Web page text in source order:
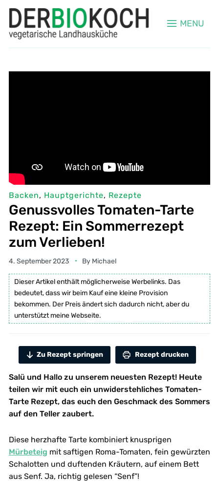
MENU
Backen, Hauptgerichte, Rezepte
Genussvolles Tomaten-Tarte
Rezept: Ein Sommerrezept
zum Verlieben!
4. September 2023 By Michael
Dieser Artikel enthält möglicherweise Werbelinks. Das
bedeutet, dass wir beim Kauf eine kleine Provision
bekommen. Der Preis ändert sich dadurch nicht, aber du
unterstützt meine Webseite.
Zu Rezept springen Rezept drucken
Salü und Hallo zu unserem neuesten Rezept! Heute
teilen wir mit euch ein unwiderstehliches Tomaten-
Tarte Rezept, das euch den Geschmack des Sommers
auf den Teller zaubert.
Diese herzhafte Tarte kombiniert knusprigen
Mürbeteig mit saftigen Roma-Tomaten, fein gewürzten
Schalotten und duftenden Kräutern, auf einem Bett
aus Senf. Ja, richtig gelesen “Senf”!